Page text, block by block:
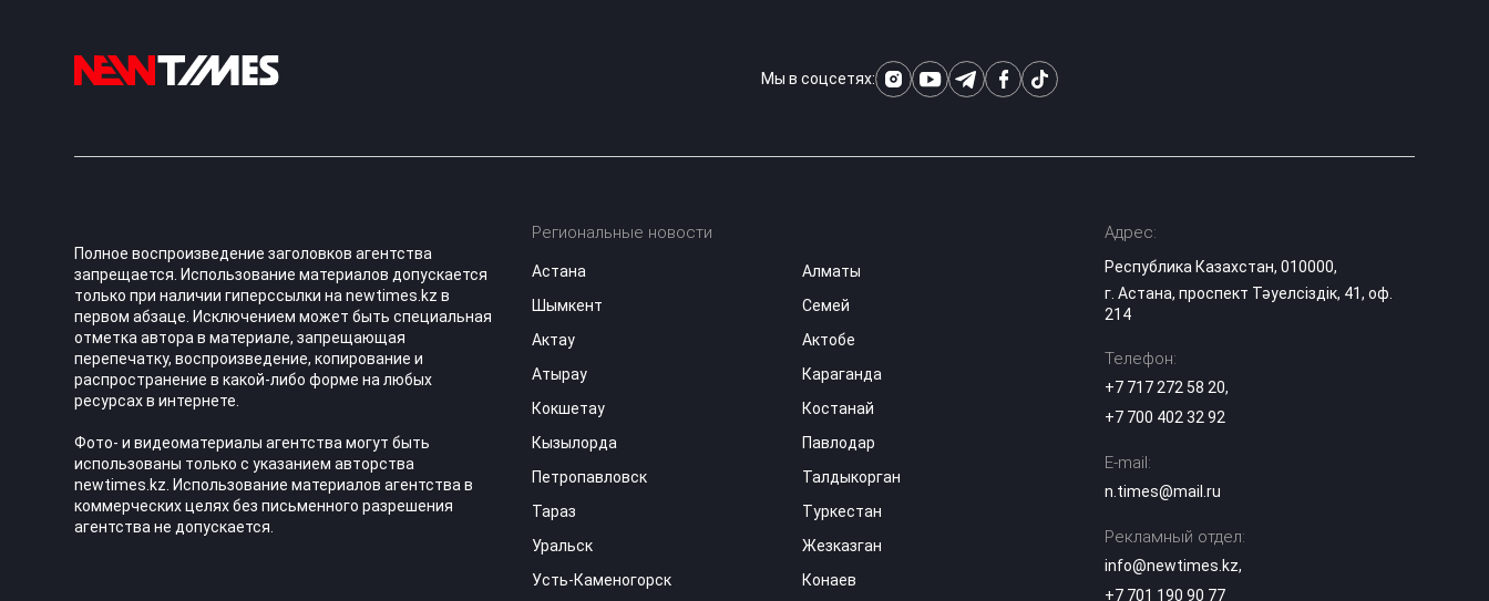
Мы в соцсетях:
Полное воспроизведение заголовков агентства
запрещается. Использование материалов допускается
только при наличии гиперссылки на newtimes.kz в
первом абзаце. Исключением может быть специальная
отметка автора в материале, запрещающая
перепечатку, воспроизведение, копирование и
распространение в какой-либо форме на любых
ресурсах в интернете.
Фото- и видеоматериалы агентства могут быть
использованы только с указанием авторства
newtimes.kz. Использование материалов агентства в
коммерческих целях без письменного разрешения
агентства не допускается.
Региональные новости
Астана
Алматы
Шымкент
Семей
Актау
Актобе
Атырау
Караганда
Кокшетау
Костанай
Кызылорда
Павлодар
Петропавловск
Талдыкорган
Тараз
Туркестан
Уральск
Жезказган
Усть-Каменогорск
Конаев
Адрес:
Республика Казахстан, 010000,
г. Астана, проспект Тәуелсіздік, 41, оф.
214
Телефон:
+7 717 272 58 20,
+7 700 402 32 92
E-mail:
n.times@mail.ru
Рекламный отдел:
info@newtimes.kz,
+7 701 190 90 77